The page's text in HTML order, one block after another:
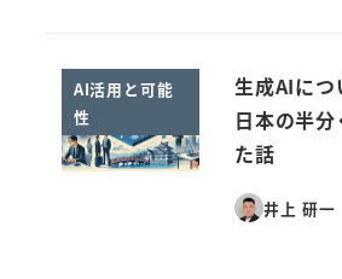
AI活用と可能
性
生成AIにつ
日本の半
た話
井上 研一